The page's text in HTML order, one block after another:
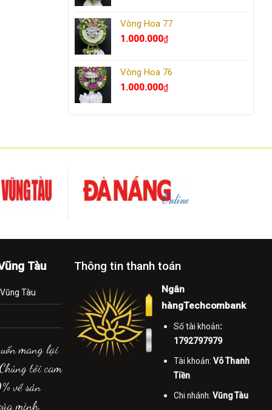
Vòng Hoa 77
1.000.000₫
Vòng Hoa 76
1.000.000₫
Tàu
Tàu
mang lại
tôi cam
về sản
mình.
Thông tin thanh toán
Ngân
hàngTechcombank
Số tài khoản:
1792797979
Tài khoản:Võ Thanh
Tiền
Chi nhánh:Vũng Tàu